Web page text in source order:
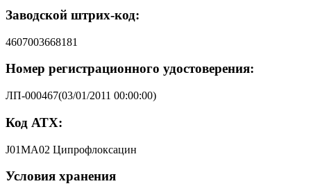
Заводской штрих-код:
4607003668181
Номер регистрационного удостоверения:
ЛП-000467(03/01/2011 00:00:00)
Код АТХ:
J01MA02 Ципрофлоксацин
Условия хранения